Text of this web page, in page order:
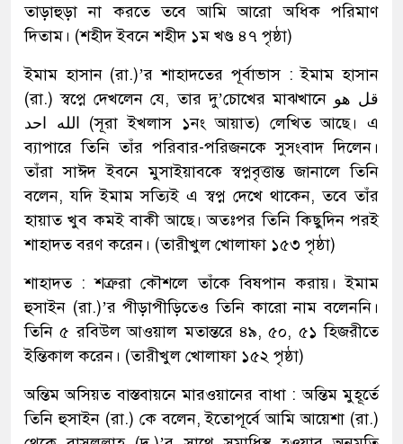
তাড়াহুড়া না করতে তবে আমি আরো অধিক পরিমাণ
দিতাম। (শহীদ ইবনে শহীদ ১ম খণ্ড ৪৭ পৃষ্ঠা)
ইমাম হাসান (রা.)’র শাহাদতের পূর্বাভাস : ইমাম হাসান
(রা.) স্বপ্নে দেখলেন যে, তার দু’চোখের মাঝখানে قل هو
الله احد (সূরা ইখলাস ১নং আয়াত) লেখিত আছে। এ
ব্যাপারে তিনি তাঁর পরিবার-পরিজনকে সুসংবাদ দিলেন।
তাঁরা সাঈদ ইবনে মুসাইয়াবকে স্বপ্নবৃত্তান্ত জানালে তিনি
বলেন, যদি ইমাম সত্যিই এ স্বপ্ন দেখে থাকেন, তবে তাঁর
হায়াত খুব কমই বাকী আছে। অতঃপর তিনি কিছুদিন পরই
শাহাদত বরণ করেন। (তারীখুল খোলাফা ১৫৩ পৃষ্ঠা)
শাহাদত : শত্রুরা কৌশলে তাঁকে বিষপান করায়। ইমাম
হুসাইন (রা.)’র পীড়াপীড়িতেও তিনি কারো নাম বলেননি।
তিনি ৫ রবিউল আওয়াল মতান্তরে ৪৯, ৫০, ৫১ হিজরীতে
ইন্তিকাল করেন। (তারীখুল খোলাফা ১৫২ পৃষ্ঠা)
অন্তিম অসিয়ত বাস্তবায়নে মারওয়ানের বাধা : অন্তিম মুহূর্তে
তিনি হুসাইন (রা.) কে বলেন, ইতোপূর্বে আমি আয়েশা (রা.)